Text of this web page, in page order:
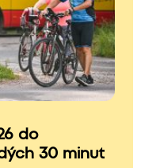
do
30 minut